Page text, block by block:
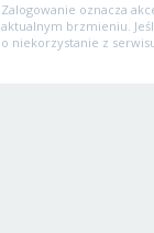
Zalogowanie oznacza
aktualnym brzmieniu.
o niekorzystanie z